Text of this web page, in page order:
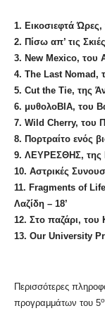
1. Εικοσιεφτά Ώρες,
2. Πίσω απ’ τις
3. New Mexico, του
4. The Last Nomad ,
5. Cut the Tie, της
6. μυθολοΒΙΑ, του
7. Wild Cherry, του
8. Πορτραίτο ενός
9. ΛΕΥΡΕΣΘΗΣ, της
10. Αστρικές
11. Fragments of
Λαζίδη – 18’
12. Στο παζάρι, του
13. Our University
Περισσότερες
προγραμμάτων του 5